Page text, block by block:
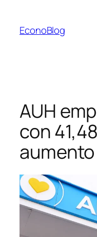
contenido
EconoBlog
AUH
con
aumento